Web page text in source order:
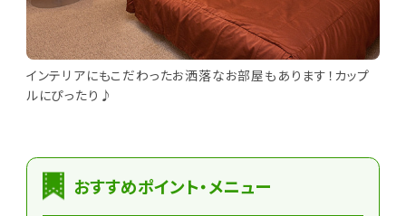
インテリアにもこだわったお洒落なお部屋もあります！カップ
ルにぴったり♪
おすすめポイント・メニュー